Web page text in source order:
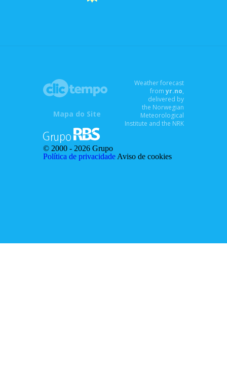
Mapa do Site
Weather forecast
fromyr.no,
delivered by
the Norwegian
Meteorological
Institute and the NRK
© 2000 - 2026 Grupo
Política de privacidade Aviso de cookies